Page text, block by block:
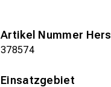
Artikel Nummer
378574
Einsatzgebiet